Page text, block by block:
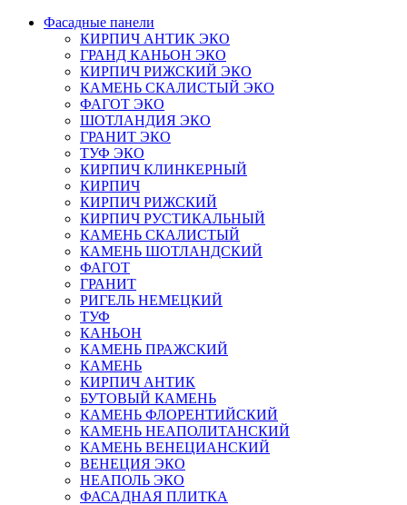
Фасадные панели
КИРПИЧ АНТИК ЭКО
ГРАНД КАНЬОН ЭКО
КИРПИЧ РИЖСКИЙ ЭКО
КАМЕНЬ СКАЛИСТЫЙ ЭКО
ФАГОТ ЭКО
ШОТЛАНДИЯ ЭКО
ГРАНИТ ЭКО
ТУФ ЭКО
КИРПИЧ КЛИНКЕРНЫЙ
КИРПИЧ
КИРПИЧ РИЖСКИЙ
КИРПИЧ РУСТИКАЛЬНЫЙ
КАМЕНЬ СКАЛИСТЫЙ
КАМЕНЬ ШОТЛАНДСКИЙ
ФАГОТ
ГРАНИТ
РИГЕЛЬ НЕМЕЦКИЙ
ТУФ
КАНЬОН
КАМЕНЬ ПРАЖСКИЙ
КАМЕНЬ
КИРПИЧ АНТИК
БУТОВЫЙ КАМЕНЬ
КАМЕНЬ ФЛОРЕНТИЙСКИЙ
КАМЕНЬ НЕАПОЛИТАНСКИЙ
КАМЕНЬ ВЕНЕЦИАНСКИЙ
ВЕНЕЦИЯ ЭКО
НЕАПОЛЬ ЭКО
ФАСАДНАЯ ПЛИТКА